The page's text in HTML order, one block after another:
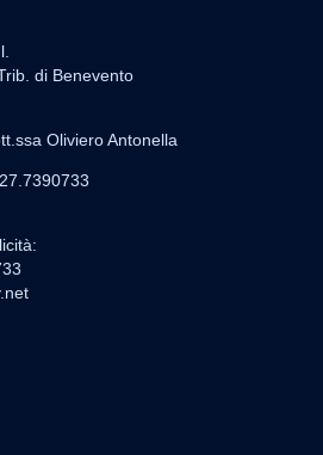
di Benevento
Oliviero Antonella